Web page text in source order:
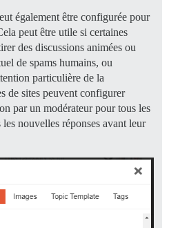
également être configurée pour
peut être utile si certaines
des discussions animées ou
de spams humains, ou
particulière de la
de sites peuvent configurer
par un modérateur pour tous les
nouvelles réponses avant leur